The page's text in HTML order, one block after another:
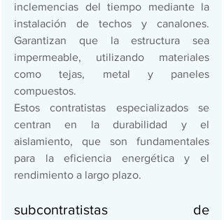
inclemencias del tiempo mediante la
instalación de techos y canalones.
Garantizan que la estructura sea
impermeable, utilizando materiales
como tejas, metal y paneles
compuestos.
Estos contratistas especializados se
centran en la durabilidad y el
aislamiento, que son fundamentales
para la eficiencia energética y el
rendimiento a largo plazo.
subcontratistas de